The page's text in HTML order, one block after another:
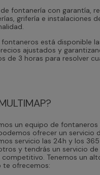
fontanería con garantía,
grifería e instalaciones
está disponible
ajustados y
de 3 horas para resolver
un equipo de
ofrecer un servicio
servicio las 24h y los
y tendrás un servicio
Tenemos un
te ofrecemos: